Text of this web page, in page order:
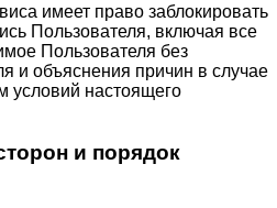
имеет право заблокировать
Пользователя, включая все
Пользователя без
и объяснения причин в случае
условий настоящего
и порядок